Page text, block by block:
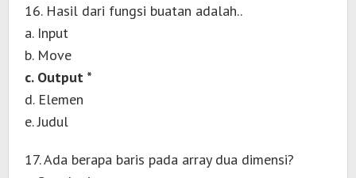
16. Hasil dari fungsi buatan adalah..
a. Input
b. Move
c. Output *
d. Elemen
e. Judul
17. Ada berapa baris pada array dua dimensi?